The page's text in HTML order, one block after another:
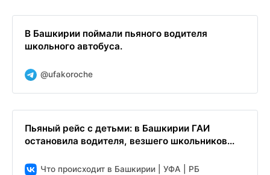
В Башкирии поймали пьяного водителя
школьного автобуса.
@ufakoroche
Пьяный рейс с детьми: в Башкирии ГАИ
остановила водителя, везшего школьников...
Что происходит в Башкирии | УФА | РБ